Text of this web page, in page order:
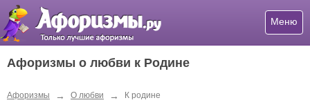
Меню
Афоризмы о любви к Родине
Афоризмы → О любви → К родине